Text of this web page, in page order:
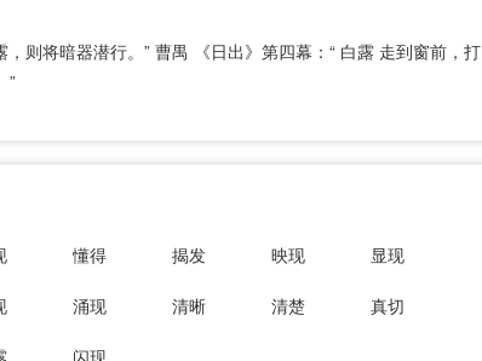
则将暗器潜行。” 曹禺 《日出》第四幕：“ 白露 走到窗前，打
”
懂得 揭发 映现 显现
涌现 清晰 清楚 真切
闪现